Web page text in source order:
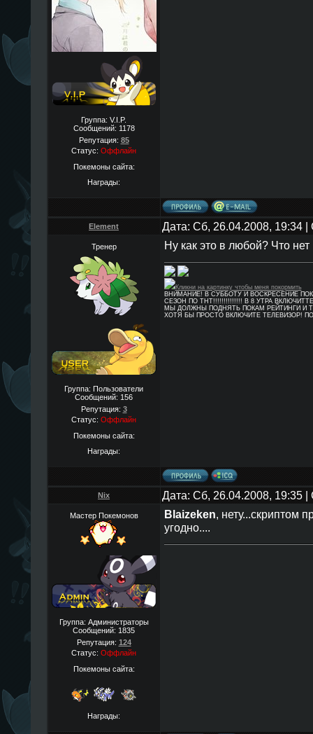
Группа: V.I.P.
Сообщений: 1178
Репутация: 85
Статус: Оффлайн
Покемоны сайта:
Награды:
Element Дата: Сб, 26.04.2008, 19:34
Тренер
Группа: Пользователи
Сообщений: 156
Репутация: 3
Статус: Оффлайн
Покемоны сайта:
Награды:
Ну как это в любой? Что нет
Кликни на картинку чтобы меня покормить
ВНИМАНИЕ! В СУББОТУ И ВОСКРЕСЕНИЕ
СЕЗОН ПО ТНТ!!!!!!!!!!!!!! В 8 УТРА
МЫ ДОЛЖНЫ ПОДНЯТЬ ПОКАМ РЕЙТИНГИ И
ХОТЯ БЫ ПРОСТО ВКЛЮЧИТЕ ТЕЛЕВИЗОР!
Nix Дата: Сб, 26.04.2008, 19:35
Мастер Покемонов
Группа: Администраторы
Сообщений: 1835
Репутация: 124
Статус: Оффлайн
Покемоны сайта:
Награды:
Blaizeken, нету...скриптом
угодно....